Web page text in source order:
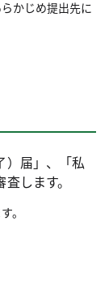
かじめ提出先に
）届」、「私
します。
。